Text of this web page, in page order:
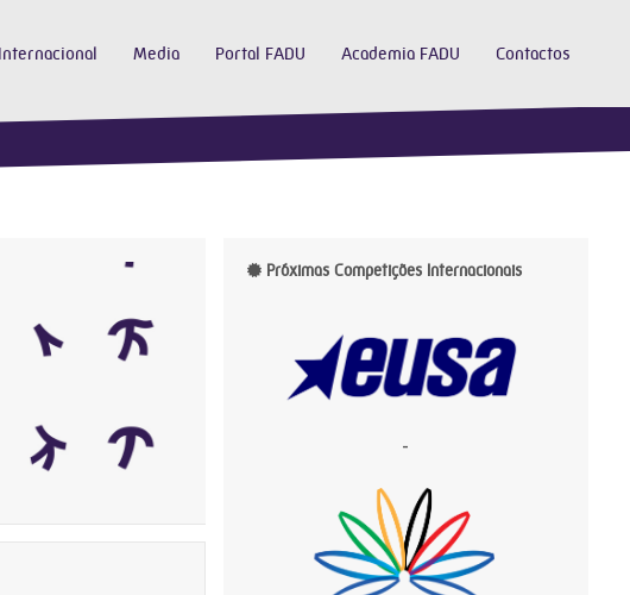
Internacional Media Portal FADU Academia FADU Contactos
Próximas Competições Internacionais
-